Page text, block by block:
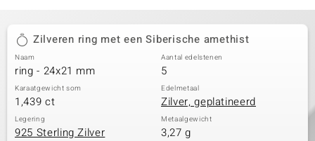
Zilveren ring met een Siberische amethist
Naam
ring - 24x21 mm
Aantal edelstenen
5
Karaatgewicht som
1,439 ct
Edelmetaal
Zilver, geplatineerd
Legering
925 Sterling Zilver
Metaalgewicht
3,27 g